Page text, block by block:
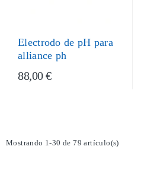
Electrodo de pH para
alliance ph
88,00 €
Mostrando 1-30 de 79 artículo(s)